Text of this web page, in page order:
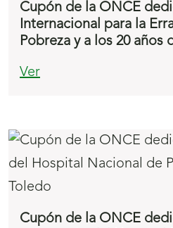
Cupón de la ONCE
Internacional para la
Pobreza y a los 20 años
Ver
Cupón de la ONCE